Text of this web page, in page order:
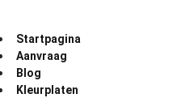
Startpagina
Aanvraag
Blog
Kleurplaten